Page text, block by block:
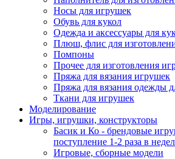
Носы для игрушек
Обувь для кукол
Одежда и аксессуары для
Плюш, флис для
Помпоны
Прочее для изготовления
Пряжа для вязания игрушек
Пряжа для вязания одежды
Ткани для игрушек
Моделирование
Игры, игрушки, конструкторы
Басик и Ко - брендовые
поступление 1-2 раза в
Игровые, сборные модели